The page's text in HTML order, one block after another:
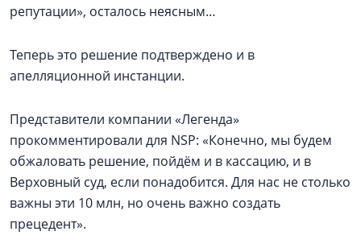
репутации», осталось неясным…
Теперь это решение подтверждено и в
апелляционной инстанции.
Представители компании «Легенда»
прокомментировали для NSP: «Конечно, мы будем
обжаловать решение, пойдём и в кассацию, и в
Верховный суд, если понадобится. Для нас не столько
важны эти 10 млн, но очень важно создать
прецедент».